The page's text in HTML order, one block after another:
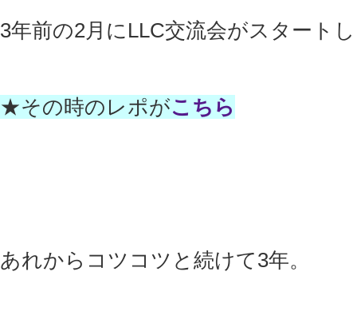
3年前の2月にLLC交流会がスタート
★その時のレポがこちら
あれからコツコツと続けて3年。